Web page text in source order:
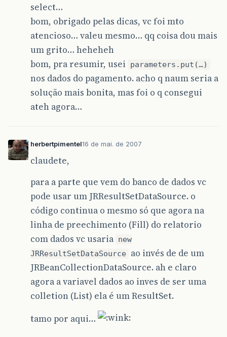
select…
bom, obrigado pelas dicas, vc foi mto
atencioso… valeu mesmo… qq coisa dou mais
um grito… heheheh
bom, pra resumir, usei
parameters.put(…)
nos dados do pagamento. acho q naum seria a
solução mais bonita, mas foi o q consegui
ateh agora…
herbertpimentel16 de mai. de 2007
claudete,
para a parte que vem do banco de dados vc
pode usar um JRResultSetDataSource. o
código continua o mesmo só que agora na
linha de preechimento (Fill) do relatorio
com dados vc usaria new
JRResultSetDataSource ao invés de de um
JRBeanCollectionDataSource. ah e claro
agora a variavel dados ao inves de ser uma
colletion (List) ela é um ResultSet.
tamo por aqui…